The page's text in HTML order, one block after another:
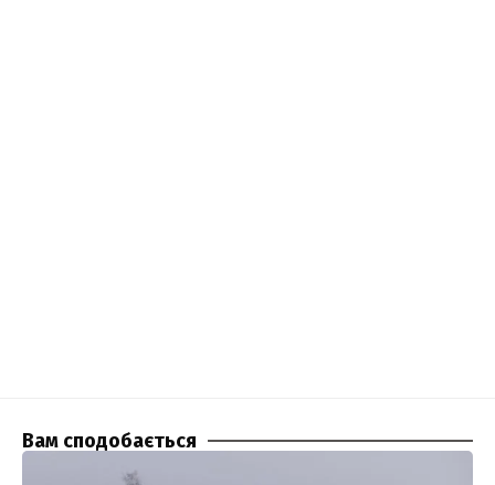
Вам сподобається